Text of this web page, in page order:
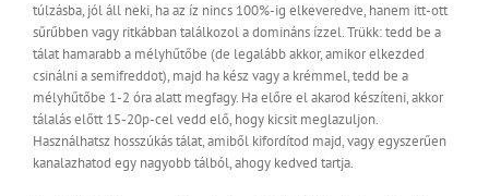
túlzásba, jól áll neki, ha az íz nincs 100%-ig elkeveredve, hanem itt-ott
sűrűbben vagy ritkábban találkozol a domináns ízzel. Trükk: tedd be a
tálat hamarabb a mélyhűtőbe (de legalább akkor, amikor elkezded
csinálni a semifreddot), majd ha kész vagy a krémmel, tedd be a
mélyhűtőbe 1-2 óra alatt megfagy. Ha előre el akarod készíteni, akkor
tálalás előtt 15-20p-cel vedd elő, hogy kicsit meglazuljon.
Használhatsz hosszúkás tálat, amiből kifordítod majd, vagy egyszerűen
kanalazhatod egy nagyobb tálból, ahogy kedved tartja.